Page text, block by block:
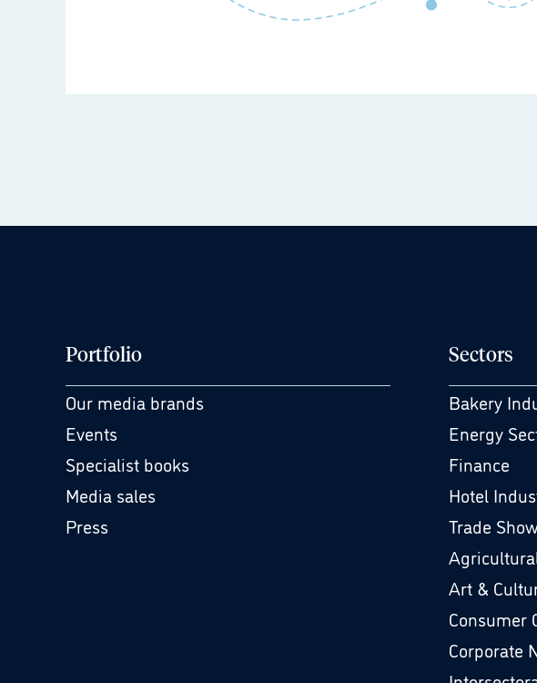
Portfolio
Our media brands
Events
Specialist books
Media sales
Press
Sectors
Bakery
Energy
Finance
Hotel
Trade
Art &
Consumer
Corporate